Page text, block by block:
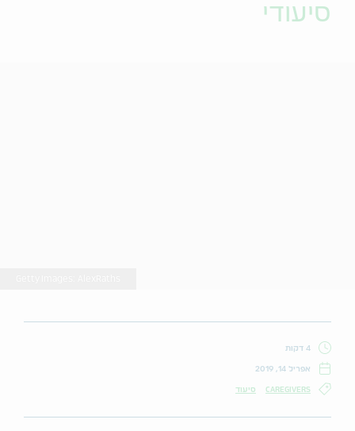
סיעודי
4 דקות
אפריל 14, 2019
CAREGIVERS סיעוד